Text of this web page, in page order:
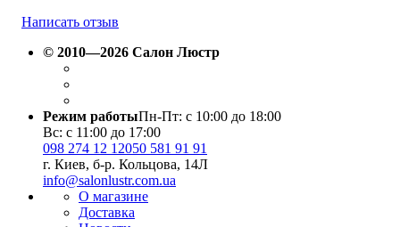
Написать отзыв
© 2010—2026 Салон Люстр
Режим работыПн-Пт: с 10:00 до 18:00
Вс: с 11:00 до 17:00
098 274 12 12050 581 91 91
г. Киев, б-р. Кольцова, 14Л
info@salonlustr.com.ua
О магазине
Доставка